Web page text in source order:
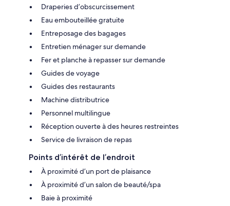
Draperies d’obscurcissement
Eau embouteillée gratuite
Entreposage des bagages
Entretien ménager sur demande
Fer et planche à repasser sur demande
Guides de voyage
Guides des restaurants
Machine distributrice
Personnel multilingue
Réception ouverte à des heures restreintes
Service de livraison de repas
Points d’intérêt de l’endroit
À proximité d’un port de plaisance
À proximité d’un salon de beauté/spa
Baie à proximité